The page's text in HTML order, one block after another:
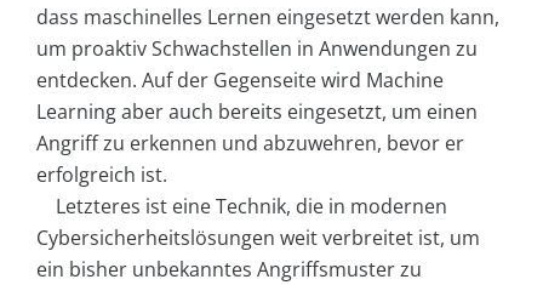
dass maschinelles Lernen eingesetzt werden kann,
um proaktiv Schwachstellen in Anwendungen zu
entdecken. Auf der Gegenseite wird Machine
Learning aber auch bereits eingesetzt, um einen
Angriff zu erkennen und abzuwehren, bevor er
erfolgreich ist.
Letzteres ist eine Technik, die in modernen
Cybersicherheitslösungen weit verbreitet ist, um
ein bisher unbekanntes Angriffsmuster zu